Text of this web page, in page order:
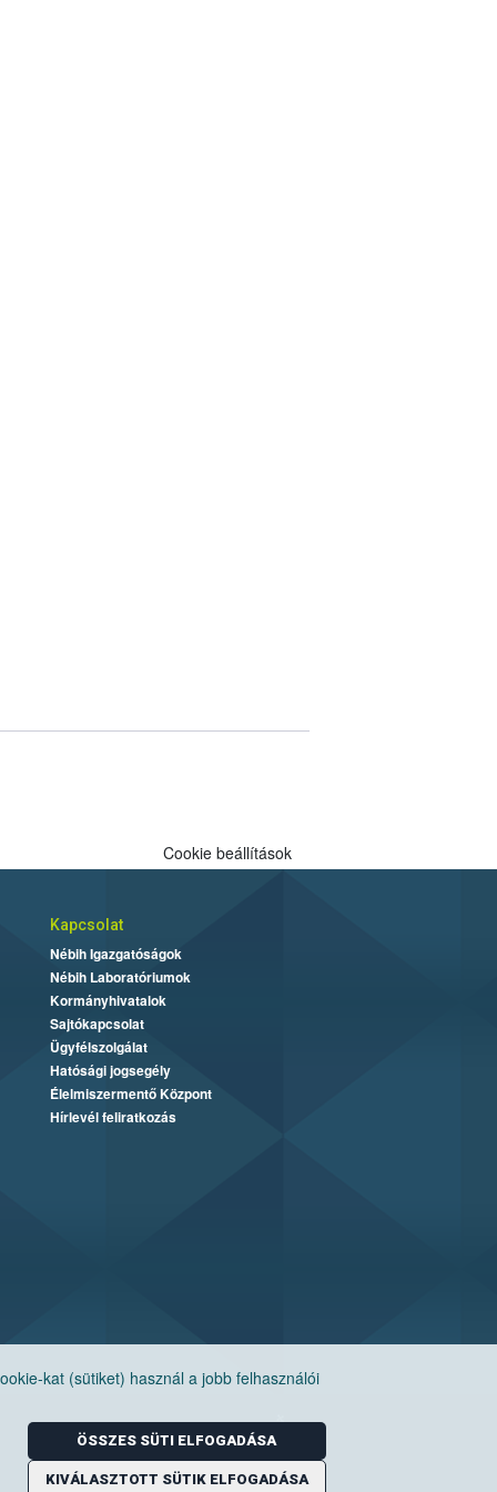
kat (sütiket) használ a jobb felhasználói
ÖSSZES SÜTI ELFOGADÁSA
KIVÁLASZTOTT SÜTIK ELFOGADÁSA
Cookie beállítások
Kapcsolat
Nébih Igazgatóságok
Nébih Laboratóriumok
Kormányhivatalok
Sajtókapcsolat
Ügyfélszolgálat
Hatósági jogsegély
Élelmiszermentő Központ
Hírlevél feliratkozás